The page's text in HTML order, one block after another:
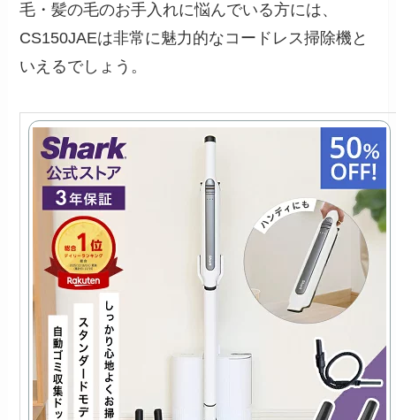
毛・髪の毛のお手入れに悩んでいる方には、
CS150JAEは非常に魅力的なコードレス掃除機と
いえるでしょう。